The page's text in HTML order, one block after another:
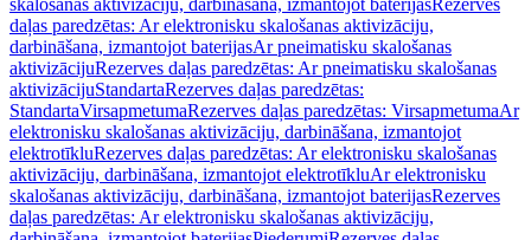
skalošanas aktivizāciju, darbināšana, izmantojot baterijasRezerves
daļas paredzētas: Ar elektronisku skalošanas aktivizāciju,
darbināšana, izmantojot baterijasAr pneimatisku skalošanas
aktivizācijuRezerves daļas paredzētas: Ar pneimatisku skalošanas
aktivizācijuStandartaRezerves daļas paredzētas:
StandartaVirsapmetumaRezerves daļas paredzētas: VirsapmetumaAr
elektronisku skalošanas aktivizāciju, darbināšana, izmantojot
elektrotīkluRezerves daļas paredzētas: Ar elektronisku skalošanas
aktivizāciju, darbināšana, izmantojot elektrotīkluAr elektronisku
skalošanas aktivizāciju, darbināšana, izmantojot baterijasRezerves
daļas paredzētas: Ar elektronisku skalošanas aktivizāciju,